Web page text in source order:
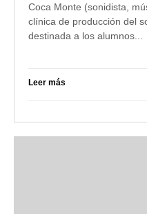
Coca Monte (sonidista,
clínica de producción del
destinada a los alumnos
Leer más